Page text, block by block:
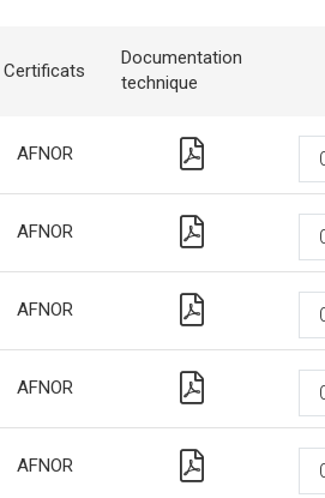
Certificats
Documentation
technique
AFNOR
AFNOR
AFNOR
AFNOR
AFNOR